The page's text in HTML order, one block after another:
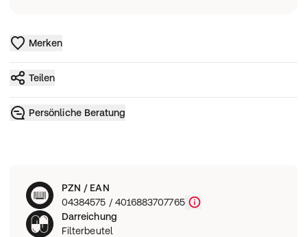
Merken
Teilen
Persönliche Beratung
PZN / EAN
04384575 / 4016883707765
Darreichung
Filterbeutel